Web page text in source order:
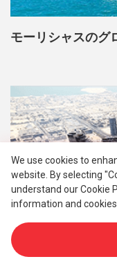
モーリシャスのグ
We use cookies to
website. By selecting
understand our Cookie
information and cookies.